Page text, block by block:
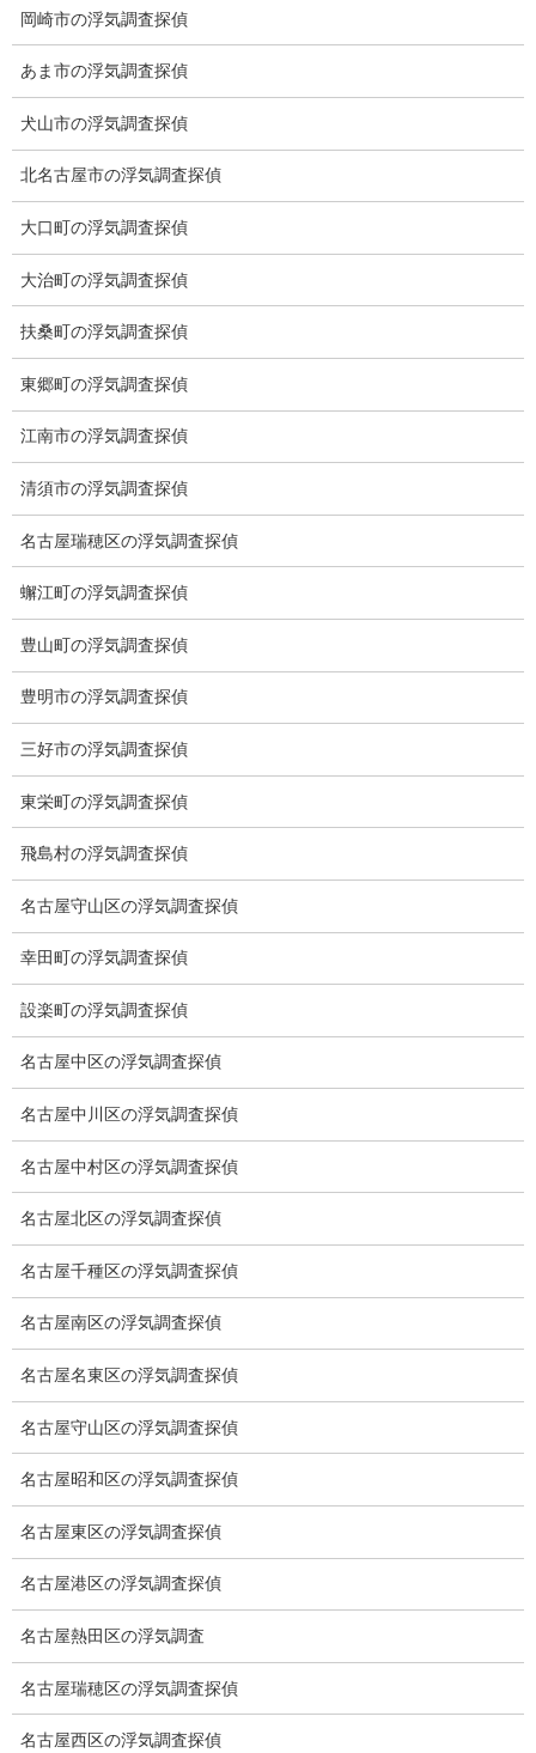
※弊社から24時間以内に返信が無い場合、再度LINE又はお電話を
お願いいたします。
カテゴリー
ブログ (496)
お知らせ (1)
トップ
ご挨拶
システム
クーリング・オフ
ワンストップサービス
アフターフォロー
ミライリサーチのお約束
当社のこだわり
委任契約
低料金の理由
スキルの高さ＝高額料金？
適正料金
稼働制って何？
探偵
探偵を本業
浮気調査
浮気調査プランのご案内
浮気調査の相場
調査費用と調査日数の目安
浮気調査料金の比較例
GPS検索調査
GPS調査
車両調査
岡崎市の浮気調査探偵
あま市の浮気調査探偵
犬山市の浮気調査探偵
北名古屋市の浮気調査探偵
大口町の浮気調査探偵
大治町の浮気調査探偵
扶桑町の浮気調査探偵
東郷町の浮気調査探偵
江南市の浮気調査探偵
清須市の浮気調査探偵
名古屋瑞穂区の浮気調査探偵
蠏江町の浮気調査探偵
豊山町の浮気調査探偵
豊明市の浮気調査探偵
三好市の浮気調査探偵
東栄町の浮気調査探偵
飛島村の浮気調査探偵
名古屋守山区の浮気調査探偵
幸田町の浮気調査探偵
設楽町の浮気調査探偵
名古屋中区の浮気調査探偵
名古屋中川区の浮気調査探偵
名古屋中村区の浮気調査探偵
名古屋北区の浮気調査探偵
名古屋千種区の浮気調査探偵
名古屋南区の浮気調査探偵
名古屋名東区の浮気調査探偵
名古屋守山区の浮気調査探偵
名古屋昭和区の浮気調査探偵
名古屋東区の浮気調査探偵
名古屋港区の浮気調査探偵
名古屋熱田区の浮気調査
名古屋瑞穂区の浮気調査探偵
名古屋西区の浮気調査探偵